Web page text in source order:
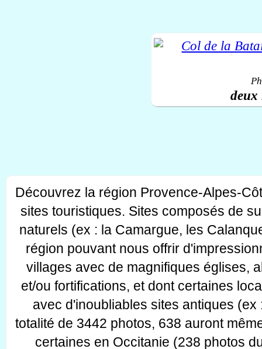
deux
Découvrez la région Provence-Alpes-
sites touristiques. Sites composés de
naturels (ex : la Camargue, les
région pouvant nous offrir
villages avec de magnifiques églises,
et/ou fortifications, et dont certaines
avec d'inoubliables sites antiques
totalité de 3442 photos, 638 auront
certaines en Occitanie (238 photos